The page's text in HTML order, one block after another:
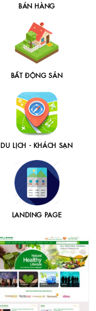
BÁN HÀNG
BẤT ĐỘNG SẢN
DU LỊCH - KHÁCH SẠN
LANDING PAGE